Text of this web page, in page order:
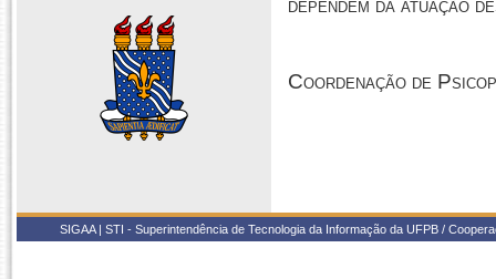
dependem da atuação
Coordenação de
SIGAA | STI - Superintendência de Tecnologia da Informação da UFPB /